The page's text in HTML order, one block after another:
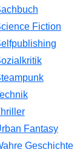
Fiction
Fantasy
Geschichte